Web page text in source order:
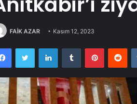
FAİK AZAR Kasım 12, 2023
FacebookTwitter LinkedInTumblr Pinterest